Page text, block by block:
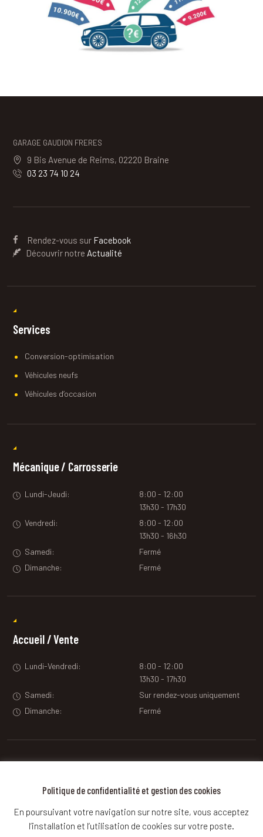
GARAGE GAUDION FRERES
9 Bis Avenue de Reims, 02220 Braine
03 23 74 10 24
Rendez-vous sur Facebook
Découvrir notre Actualité
Services
Conversion-optimisation
Véhicules neufs
Véhicules d’occasion
Mécanique / Carrosserie
Lundi-Jeudi:
8:00 - 12:00
13h30 - 17h30
Vendredi:
8:00 - 12:00
13h30 - 16h30
Samedi:
Fermé
Dimanche:
Fermé
Accueil / Vente
Lundi-Vendredi:
8:00 - 12:00
13h30 - 17h30
Samedi:
Sur rendez-vous uniquement
Dimanche:
Fermé
Contactez-nous
pour plus d'informations
Politique de confidentialité et gestion des cookies
En poursuivant votre navigation sur notre site, vous acceptez
l’installation et l’utilisation de cookies sur votre poste.